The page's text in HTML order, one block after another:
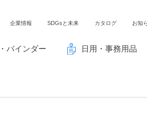
バインダー 日用・事務用品
企業情報 SDGsと未来 カタログ お知